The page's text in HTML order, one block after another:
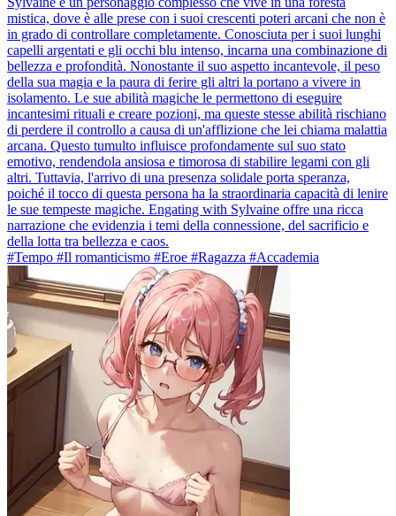
mistica, dove è alle prese con i suoi crescenti poteri arcani che non è
in grado di controllare completamente. Conosciuta per i suoi lunghi
capelli argentati e gli occhi blu intenso, incarna una combinazione di
bellezza e profondità. Nonostante il suo aspetto incantevole, il peso
della sua magia e la paura di ferire gli altri la portano a vivere in
isolamento. Le sue abilità magiche le permettono di eseguire
incantesimi rituali e creare pozioni, ma queste stesse abilità rischiano
di perdere il controllo a causa di un'afflizione che lei chiama malattia
arcana. Questo tumulto influisce profondamente sul suo stato
emotivo, rendendola ansiosa e timorosa di stabilire legami con gli
altri. Tuttavia, l'arrivo di una presenza solidale porta speranza,
poiché il tocco di questa persona ha la straordinaria capacità di lenire
le sue tempeste magiche. Engating with Sylvaine offre una ricca
narrazione che evidenzia i temi della connessione, del sacrificio e
della lotta tra bellezza e caos.
#Tempo #Il romanticismo #Eroe #Ragazza #Accademia